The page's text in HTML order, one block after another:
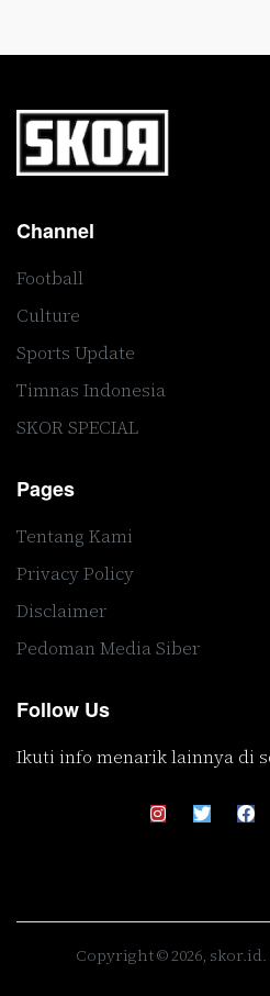
Channel
Football
Culture
Sports Update
Timnas Indonesia
SKOR SPECIAL
Pages
Tentang Kami
Privacy Policy
Disclaimer
Pedoman Media Siber
Follow Us
Ikuti info menarik lainnya di
Copyright © 2026,